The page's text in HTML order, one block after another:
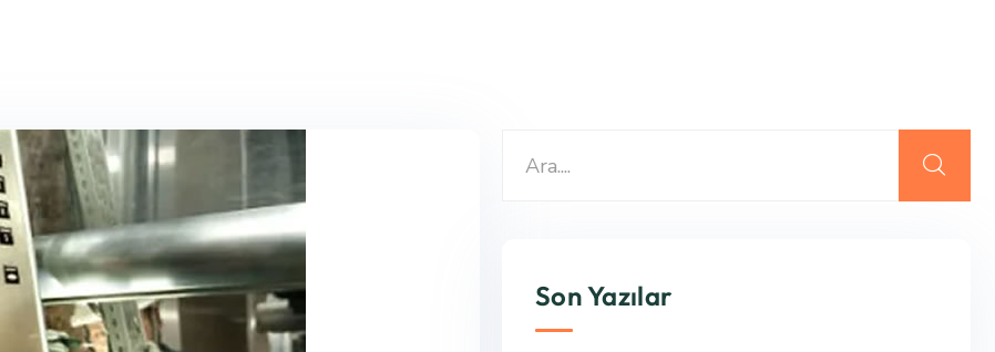
Son Yazılar